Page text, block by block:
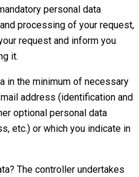
personal data
processing of your request,
request and inform you
it.
in the minimum of necessary
address (identification and
optional personal data
etc.) or which you indicate in
The controller undertakes